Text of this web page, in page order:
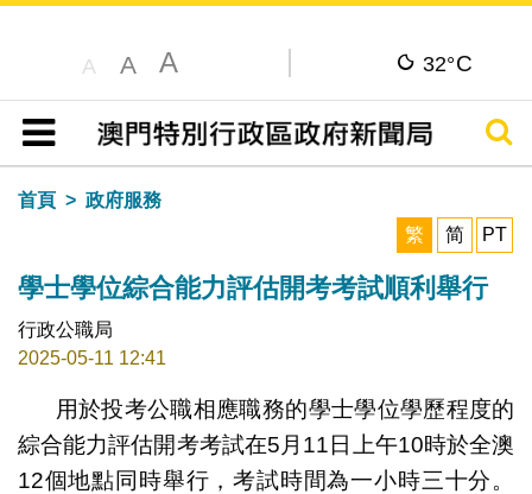
A A A 32°C
目錄
搜尋
首頁
政府服務
繁
简 PT
學士學位綜合能力評估開考考試順利舉行
行政公職局
2025-05-11 12:41
用於投考公職相應職務的學士學位學歷程度的
綜合能力評估開考考試在5月11日上午10時於全澳
12個地點同時舉行，考試時間為一小時三十分。